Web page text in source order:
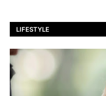
LIFESTYLE